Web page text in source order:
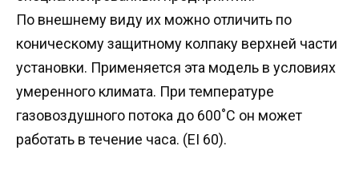
По внешнему виду их можно отличить по
коническому защитному колпаку верхней части
установки. Применяется эта модель в условиях
умеренного климата. При температуре
газовоздушного потока до 600˚С он может
работать в течение часа. (EI 60).